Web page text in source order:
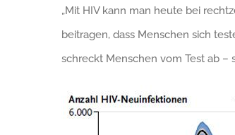
„Mit HIV kann man heute bei
beitragen, dass Menschen sich
schreckt Menschen vom Test ab –